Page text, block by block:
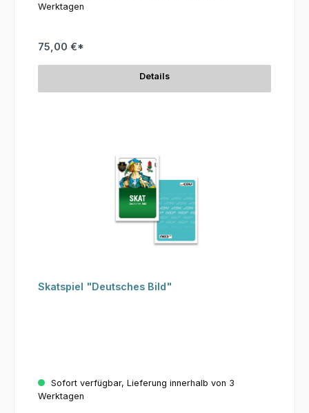
Werktagen
75,00 €*
Details
Skatspiel "Deutsches Bild"
Sofort verfügbar, Lieferung innerhalb von 3
Werktagen